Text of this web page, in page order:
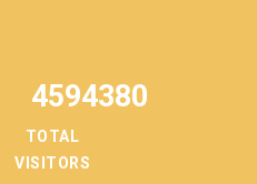
4594380
TOTAL
VISITORS